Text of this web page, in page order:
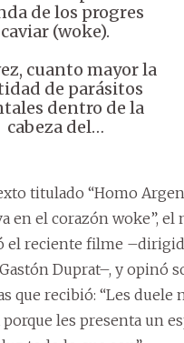
de los progres
caviar (woke).
cuanto mayor la
de parásitos
dentro de la
cabeza del…
titulado “Homo
en el corazón woke”, el
el reciente filme
Duprat–, y opinó
que recibió: “Les duele
les presenta un